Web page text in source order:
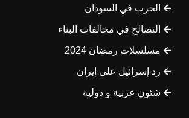
الحرب في السودان
التصالح في مخالفات البناء
مسلسلات رمضان 2024
رد إسرائيل على إيران
شئون عربية و دولية